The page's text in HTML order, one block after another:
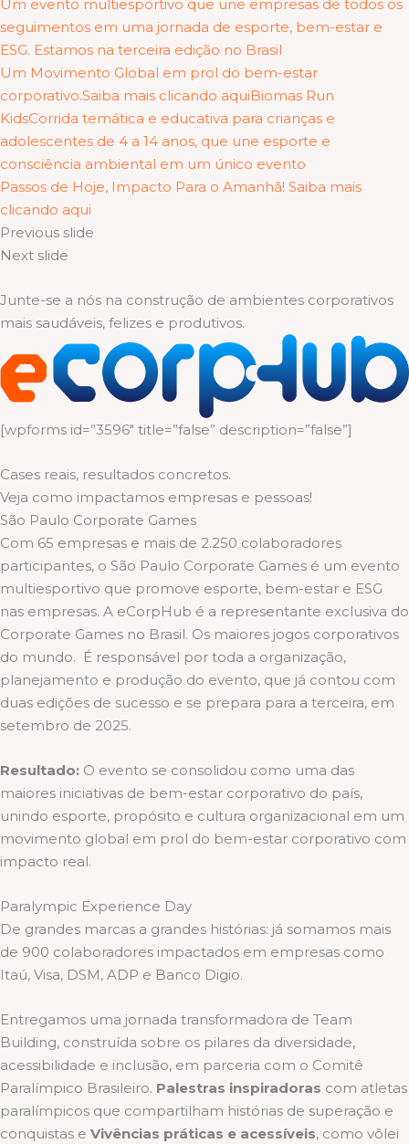
Um evento multiesportivo que une empresas de todos os
seguimentos em uma jornada de esporte, bem-estar e
ESG. Estamos na terceira edição no Brasil
Um Movimento Global em prol do bem-estar
corporativo.Saiba mais clicando aquiBiomas Run
KidsCorrida temática e educativa para crianças e
adolescentes de 4 a 14 anos, que une esporte e
consciência ambiental em um único evento
Passos de Hoje, Impacto Para o Amanhã! Saiba mais
clicando aqui
Previous slide
Next slide
Junte-se a nós na construção de ambientes corporativos
mais saudáveis, felizes e produtivos.
[wpforms id=”3596″ title=”false” description=”false”]
Cases reais, resultados concretos.
Veja como impactamos empresas e pessoas!
São Paulo Corporate Games
Com 65 empresas e mais de 2.250 colaboradores
participantes, o São Paulo Corporate Games é um evento
multiesportivo que promove esporte, bem-estar e ESG
nas empresas. A eCorpHub é a representante exclusiva do
Corporate Games no Brasil. Os maiores jogos corporativos
do mundo. É responsável por toda a organização,
planejamento e produção do evento, que já contou com
duas edições de sucesso e se prepara para a terceira, em
setembro de 2025.
Resultado: O evento se consolidou como uma das
maiores iniciativas de bem-estar corporativo do país,
unindo esporte, propósito e cultura organizacional em um
movimento global em prol do bem-estar corporativo com
impacto real.
Paralympic Experience Day
De grandes marcas a grandes histórias: já somamos mais
de 900 colaboradores impactados em empresas como
Itaú, Visa, DSM, ADP e Banco Digio.
Entregamos uma jornada transformadora de Team
Building, construída sobre os pilares da diversidade,
acessibilidade e inclusão, em parceria com o Comitê
Paralímpico Brasileiro. Palestras inspiradoras com atletas
paralímpicos que compartilham histórias de superação e
conquistas e Vivências práticas e acessíveis, como vôlei